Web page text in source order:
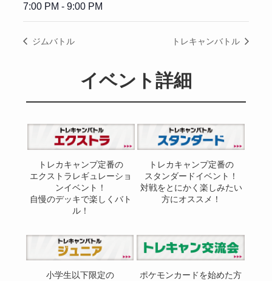
7:00 PM - 9:00 PM
ジムバトル トレキャンバトル
イベント詳細
トレカキャンプ定番の
エクストラレギュレーショ
ンイベント！
自慢のデッキで楽しくバト
ル！
トレカキャンプ定番の
スタンダードイベント！
対戦をとにかく楽しみたい
方にオススメ！
小学生以下限定の
ポケモンカードを始めた方